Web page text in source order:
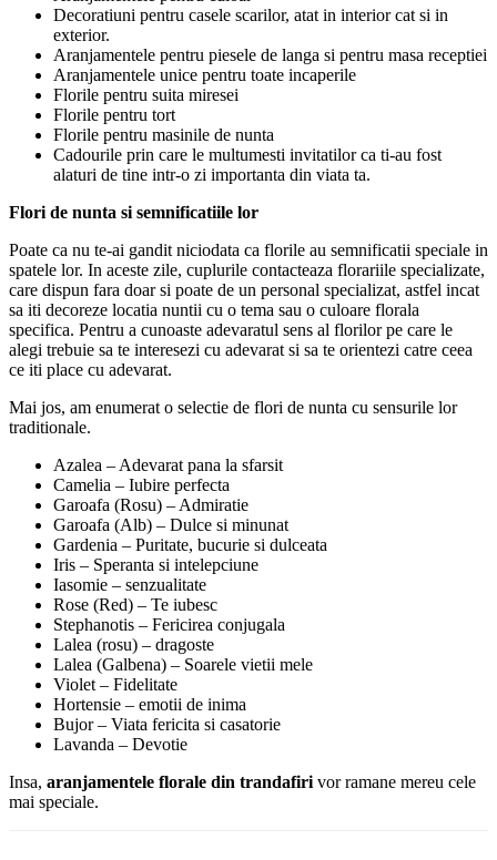
Decoratiuni pentru casele scarilor, atat in ​​interior cat si in
exterior.
Aranjamentele pentru piesele de langa si pentru masa receptiei
Aranjamentele unice pentru toate incaperile
Florile pentru suita miresei
Florile pentru tort
Florile pentru masinile de nunta
Cadourile prin care le multumesti invitatilor ca ti-au fost
alaturi de tine intr-o zi importanta din viata ta.
Flori de nunta si semnificatiile lor
Poate ca nu te-ai gandit niciodata ca florile au semnificatii speciale in
spatele lor. In aceste zile, cuplurile contacteaza florariile specializate,
care dispun fara doar si poate de un personal specializat, astfel incat
sa iti decoreze locatia nuntii cu o tema sau o culoare florala
specifica. Pentru a cunoaste adevaratul sens al florilor pe care le
alegi trebuie sa te interesezi cu adevarat si sa te orientezi catre ceea
ce iti place cu adevarat.
Mai jos, am enumerat o selectie de flori de nunta cu sensurile lor
traditionale.
Azalea – Adevarat pana la sfarsit
Camelia – Iubire perfecta
Garoafa (Rosu) – Admiratie
Garoafa (Alb) – Dulce si minunat
Gardenia – Puritate, bucurie si dulceata
Iris – Speranta si intelepciune
Iasomie – senzualitate
Rose (Red) – Te iubesc
Stephanotis – Fericirea conjugala
Lalea (rosu) – dragoste
Lalea (Galbena) – Soarele vietii mele
Violet – Fidelitate
Hortensie – emotii de inima
Bujor – Viata fericita si casatorie
Lavanda – Devotie
Insa, aranjamentele florale din trandafiri vor ramane mereu cele
mai speciale.